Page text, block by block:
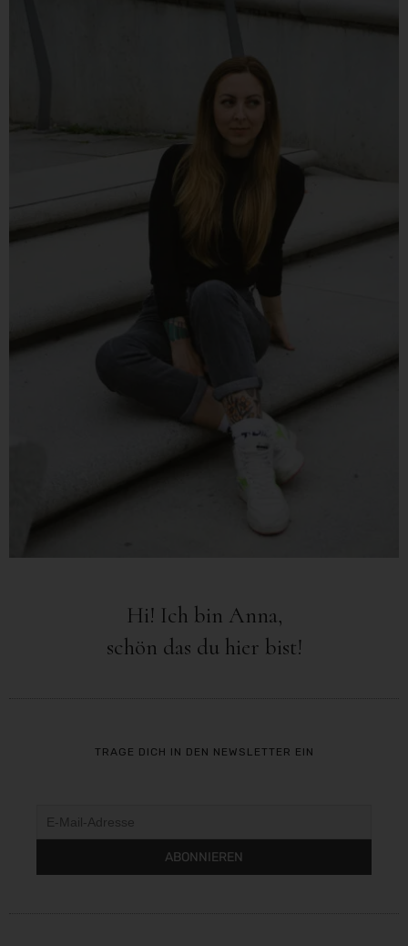
Hi! Ich bin Anna,
schön das du hier bist!
TRAGE DICH IN DEN NEWSLETTER EIN